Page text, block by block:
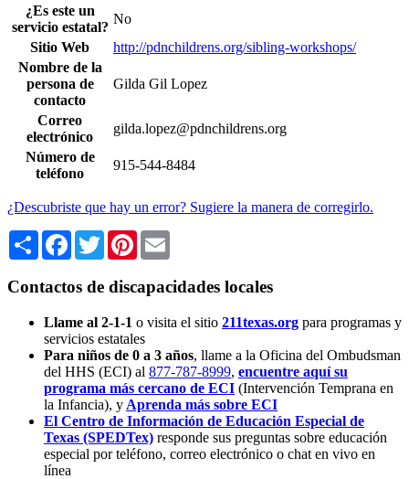
¿Es este un
servicio estatal?
No
Sitio Web
http://pdnchildrens.org/sibling-workshops/
Nombre de la
persona de
contacto
Gilda Gil Lopez
Correo
electrónico
gilda.lopez@pdnchildrens.org
Número de
teléfono
915-544-8484
¿Descubriste que hay un error? Sugiere la manera de corregirlo.
Share Facebook
TwitterPinterest
Contactos de discapacidades locales
Llame al 2-1-1 o visita el sitio 211texas.org para programas y
servicios estatales
Para niños de 0 a 3 años, llame a la Oficina del Ombudsman
del HHS (ECI) al 877-787-8999, encuentre aquí su
programa más cercano de ECI (Intervención Temprana en
la Infancia), y Aprenda más sobre ECI
El Centro de Información de Educación Especial de
Texas (SPEDTex) responde sus preguntas sobre educación
especial por teléfono, correo electrónico o chat en vivo en
línea